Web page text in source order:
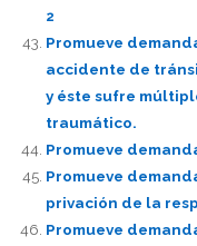
2
Promueve
accidente de
y éste sufre
traumático.
Promueve
Promueve
privación de la
Promueve